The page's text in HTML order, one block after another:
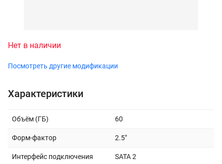
Нет в наличии
Посмотреть другие модификации
Характеристики
Объём (ГБ) 60
Форм-фактор 2.5"
Интерфейс подключения SATA 2